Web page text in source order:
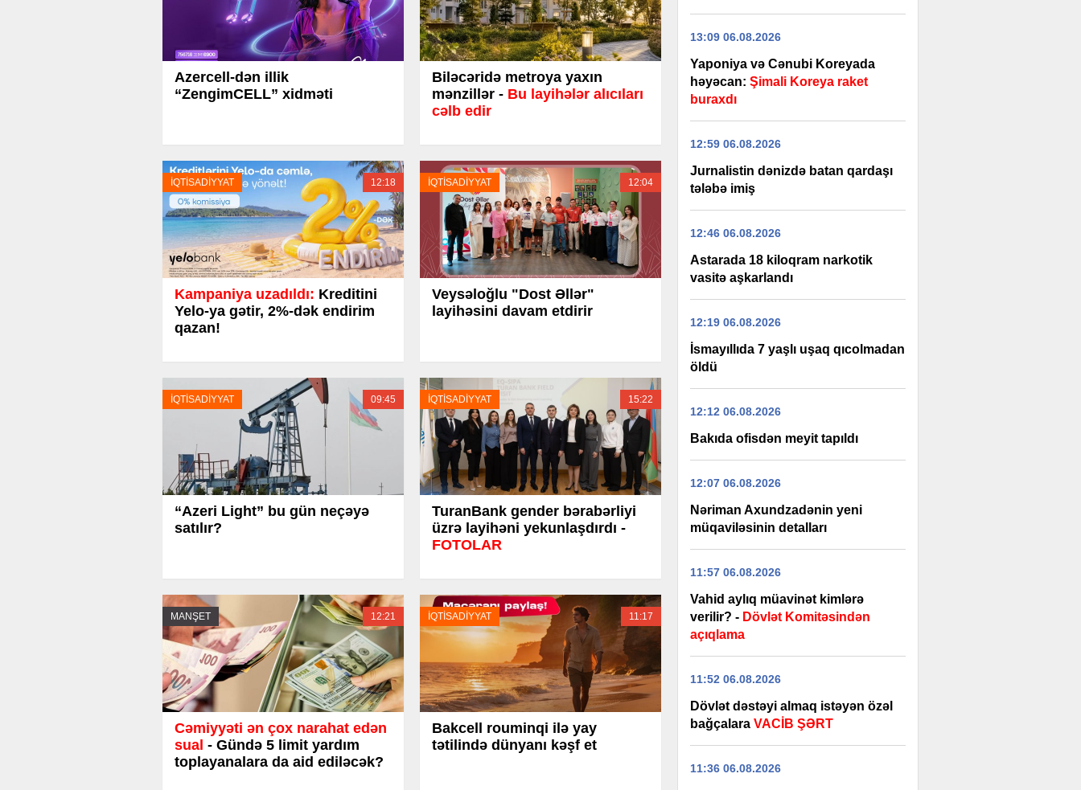
Azercell-dən illik
“ZengimCELL” xidməti
Biləcəridə metroya yaxın
mənzillər - Bu layihələr alıcıları
cəlb edir
İQTİSADİYYAT 12:18
Kampaniya uzadıldı: Kreditini
Yelo-ya gətir, 2%-dək endirim
qazan!
İQTİSADİYYAT 12:04
Veysəloğlu "Dost Əllər"
layihəsini davam etdirir
İQTİSADİYYAT 09:45
“Azeri Light” bu gün neçəyə
satılır?
İQTİSADİYYAT 15:22
TuranBank gender bərabərliyi
üzrə layihəni yekunlaşdırdı -
FOTOLAR
MANŞET 12:21
Cəmiyyəti ən çox narahat edən
sual - Gündə 5 limit yardım
toplayanalara da aid ediləcək?
İQTİSADİYYAT 11:17
Bakcell rouminqi ilə yay
tətilində dünyanı kəşf et
13:09 06.08.2026
Yaponiya və Cənubi Koreyada
həyəcan: Şimali Koreya raket
buraxdı
12:59 06.08.2026
Jurnalistin dənizdə batan qardaşı
tələbə imiş
12:46 06.08.2026
Astarada 18 kiloqram narkotik
vasitə aşkarlandı
12:19 06.08.2026
İsmayıllıda 7 yaşlı uşaq qıcolmadan
öldü
12:12 06.08.2026
Bakıda ofisdən meyit tapıldı
12:07 06.08.2026
Nəriman Axundzadənin yeni
müqaviləsinin detalları
11:57 06.08.2026
Vahid aylıq müavinət kimlərə
verilir? - Dövlət Komitəsindən
açıqlama
11:52 06.08.2026
Dövlət dəstəyi almaq istəyən özəl
bağçalara VACİB ŞƏRT
11:36 06.08.2026